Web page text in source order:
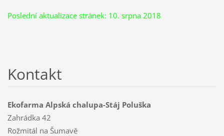
Poslední aktualizace stránek: 10. srpna 2018
Kontakt
Ekofarma Alpská chalupa-Stáj Poluška
Zahrádka 42
Rožmitál na Šumavě